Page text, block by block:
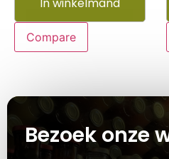
In winkelmand
Compare
Bezoek onze